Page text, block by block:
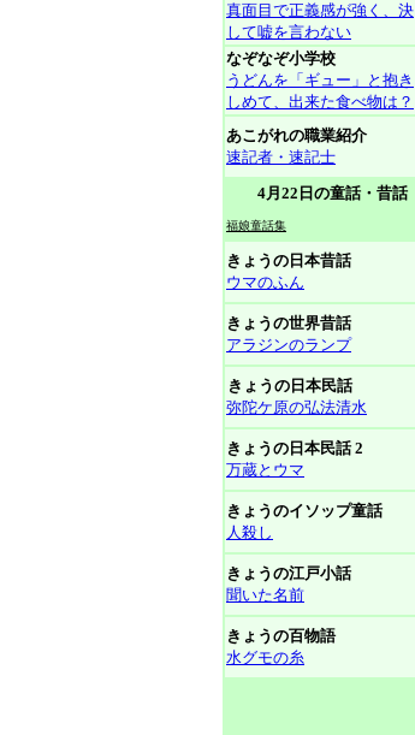
真面目で正義感が強く、決
して嘘を言わない
なぞなぞ小学校
うどんを「ギュー」と抱き
しめて、出来た食べ物は？
あこがれの職業紹介
速記者・速記士
4月22日の童話・昔話
福娘童話集
きょうの日本昔話
ウマのふん
きょうの世界昔話
アラジンのランプ
きょうの日本民話
弥陀ケ原の弘法清水
きょうの日本民話 2
万蔵とウマ
きょうのイソップ童話
人殺し
きょうの江戸小話
聞いた名前
きょうの百物語
水グモの糸